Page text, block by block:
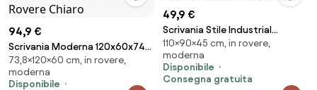
94,9 €
Scrivania Moderna 120x60x74
Con Ripiani Laterali Breeze
Bianco E Rovere Chiaro
73,8×120×60 cm, in rovere,
moderna
Disponibile
49,9 €
Scrivania Stile Industrial
90x45x110 Con Ripiano
Superiore Adam Rovere
110×90×45 cm, in rovere,
moderna
Disponibile
Consegna gratuita